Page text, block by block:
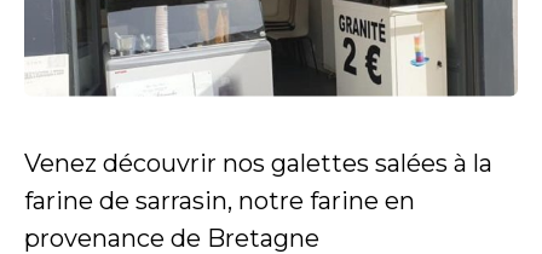
Venez découvrir nos galettes salées à la
farine de sarrasin, notre farine en
provenance de Bretagne